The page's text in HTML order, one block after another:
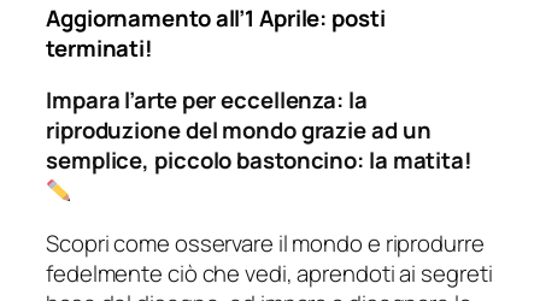
Aggiornamento all’1 Aprile: posti
terminati!
Impara l’arte per eccellenza: la
riproduzione del mondo grazie ad un
semplice, piccolo bastoncino: la matita!
Scopri come osservare il mondo e riprodurre
fedelmente ciò che vedi, aprendoti ai segreti